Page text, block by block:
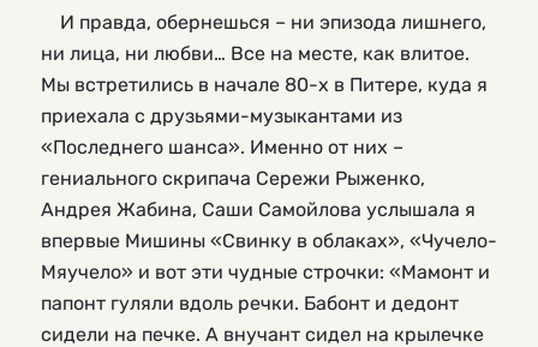
И правда, обернешься – ни эпизода лишнего,
ни лица, ни любви… Все на месте, как влитое.
Мы встретились в начале 80-х в Питере, куда я
приехала с друзьями-музыкантами из
«Последнего шанса». Именно от них –
гениального скрипача Сережи Рыженко,
Андрея Жабина, Саши Самойлова услышала я
впервые Мишины «Свинку в облаках», «Чучело-
Мяучело» и вот эти чудные строчки: «Мамонт и
папонт гуляли вдоль речки. Бабонт и дедонт
сидели на печке. А внучант сидел на крылечке